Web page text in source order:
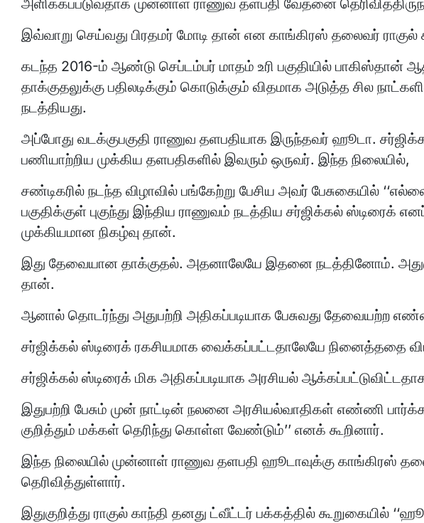
அளிக்கப்படுவதாக முன்னாள் ராணுவ தளபதி வேதனை
இவ்வாறு செய்வது பிரதமர் மோடி தான் என காங்கிரஸ் தலைவர் ராகுல்
கடந்த 2016-ம் ஆண்டு செப்டம்பர் மாதம் உரி பகுதியில் பாகிஸ்தான்
தாக்குதலுக்கு பதிலடிக்கும் கொடுக்கும் விதமாக அடுத்த சில
நடத்தியது.
அப்போது வடக்குபகுதி ராணுவ தளபதியாக இருந்தவர் ஹூடா.
பணியாற்றிய முக்கிய தளபதிகளில் இவரும் ஒருவர். இந்த நிலையில்,
சண்டிகரில் நடந்த விழாவில் பங்கேற்று பேசிய அவர் பேசுகையில்
பகுதிக்குள் புகுந்து இந்திய ராணுவம் நடத்திய சர்ஜிக்கல் ஸ்டிரைக்
முக்கியமான நிகழ்வு தான்.
இது தேவையான தாக்குதல். அதனாலேயே இதனை நடத்தினோம்.
தான்.
ஆனால் தொடர்ந்து அதுபற்றி அதிகப்படியாக பேசுவது தேவையற்ற
சர்ஜிக்கல் ஸ்டிரைக் ரகசியமாக வைக்கப்பட்டதாலேயே நினைத்ததை
சர்ஜிக்கல் ஸ்டிரைக் மிக அதிகப்படியாக அரசியல்
இதுபற்றி பேசும் முன் நாட்டின் நலனை அரசியல்வாதிகள் எண்ணி
குறித்தும் மக்கள் தெரிந்து கொள்ள வேண்டும்’’ எனக் கூறினார்.
இந்த நிலையில் முன்னாள் ராணுவ தளபதி ஹூடாவுக்கு காங்கிரஸ்
தெரிவித்துள்ளார்.
இதுகுறித்து ராகுல் காந்தி தனது ட்வீட்டர் பக்கத்தில் கூறுகையில்